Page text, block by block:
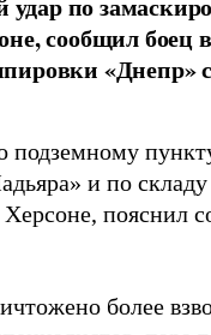
по
сообщил боец
«Днепр» с
подземному
и по складу
пояснил
более